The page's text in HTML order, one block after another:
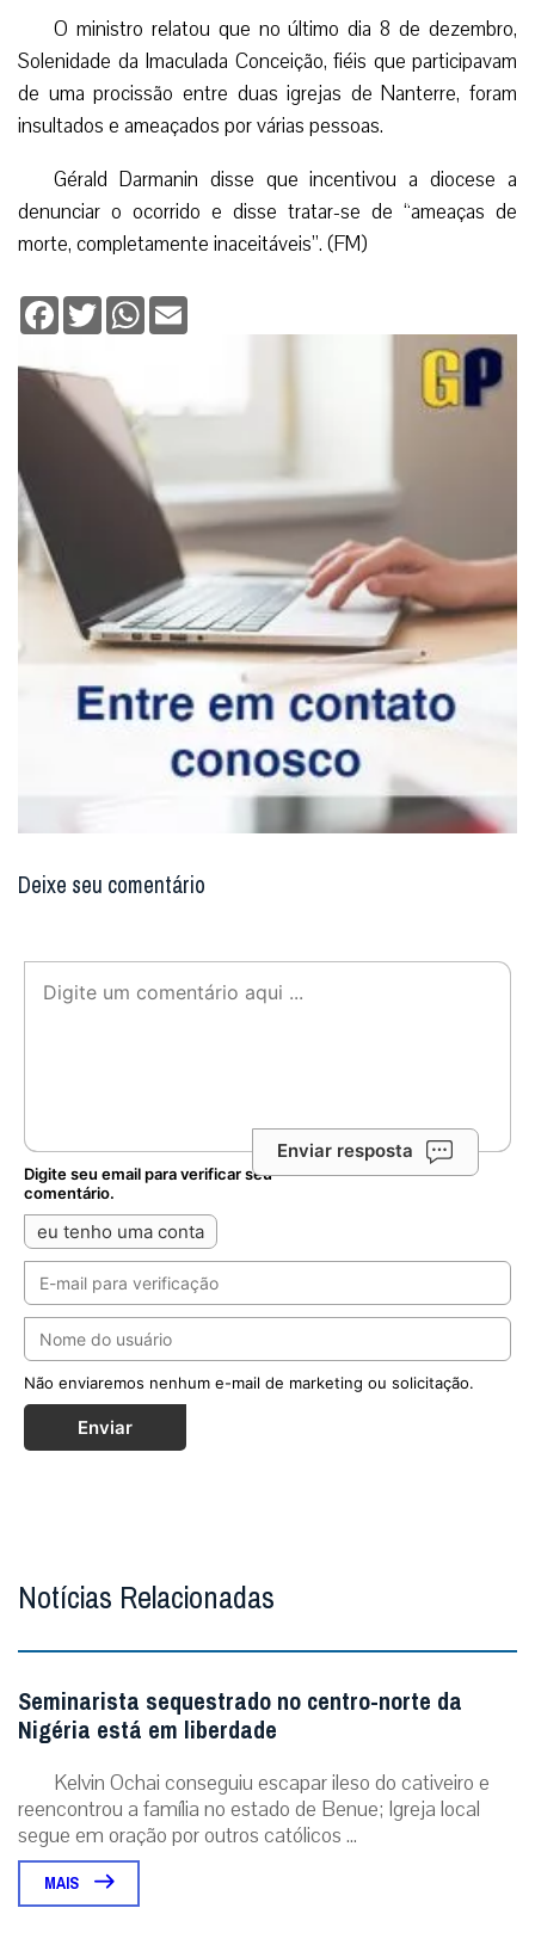
O ministro relatou que no último dia 8 de dezembro,
Solenidade da Imaculada Conceição, fiéis que participavam
de uma procissão entre duas igrejas de Nanterre, foram
insultados e ameaçados por várias pessoas.
Gérald Darmanin disse que incentivou a diocese a
denunciar o ocorrido e disse tratar-se de “ameaças de
morte, completamente inaceitáveis”. (FM)
Facebook
TwitterWhatsApp
Deixe seu comentário
Enviar resposta
Digite seu email para verificar seu
comentário.
eu tenho uma conta
Não enviaremos nenhum e-mail de marketing ou solicitação.
Enviar
Notícias Relacionadas
Seminarista sequestrado no centro-norte da
Nigéria está em liberdade
Kelvin Ochai conseguiu escapar ileso do cativeiro e
reencontrou a família no estado de Benue; Igreja local
segue em oração por outros católicos ...
MAIS